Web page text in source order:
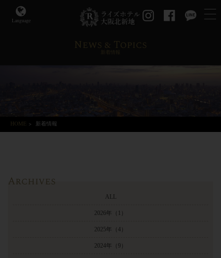
Language
News & Topics
HOME > 新着情報
Archives
ALL
2026年 （1）
2025年 （4）
2024年 （9）